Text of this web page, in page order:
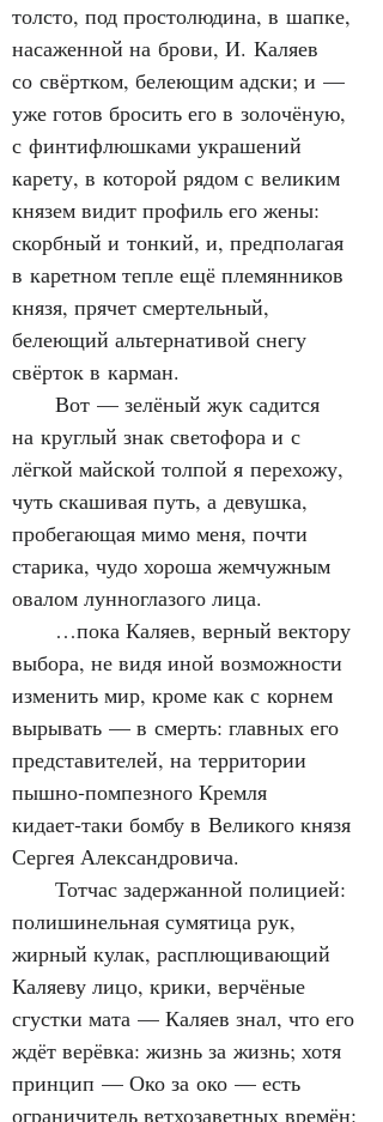
толсто, под простолюдина, в шапке,
насаженной на брови, И. Каляев
со свёртком, белеющим адски; и —
уже готов бросить его в золочёную,
с финтифлюшками украшений
карету, в которой рядом с великим
князем видит профиль его жены:
скорбный и тонкий, и, предполагая
в каретном тепле ещё племянников
князя, прячет смертельный,
белеющий альтернативой снегу
свёрток в карман.
Вот — зелёный жук садится
на круглый знак светофора и с
лёгкой майской толпой я перехожу,
чуть скашивая путь, а девушка,
пробегающая мимо меня, почти
старика, чудо хороша жемчужным
овалом лунноглазого лица.
…пока Каляев, верный вектору
выбора, не видя иной возможности
изменить мир, кроме как с корнем
вырывать — в смерть: главных его
представителей, на территории
пышно‑помпезного Кремля
кидает‑таки бомбу в Великого князя
Сергея Александровича.
Тотчас задержанной полицией:
полишинельная сумятица рук,
жирный кулак, расплющивающий
Каляеву лицо, крики, верчёные
сгустки мата — Каляев знал, что его
ждёт верёвка: жизнь за жизнь; хотя
принцип — Око за око — есть
ограничитель ветхозаветных времён: